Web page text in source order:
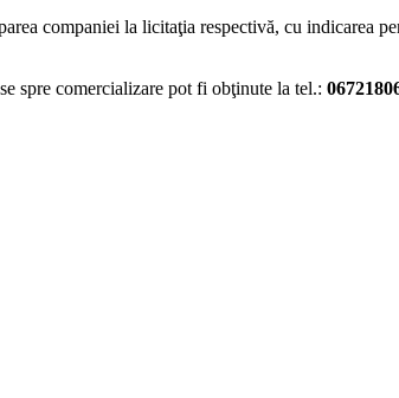
companiei la licitaţia respectivă, cu indicarea
spre comercializare pot fi obţinute la tel.: